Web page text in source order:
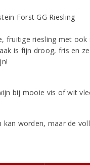
fruitige riesling met ook
is fijn droog, fris en
bij mooie vis of wit
kan worden, maar de